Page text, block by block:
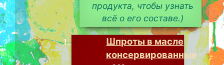
продукта, чтобы узнать
всё о его составе.)
Шпроты в масле
консервированные